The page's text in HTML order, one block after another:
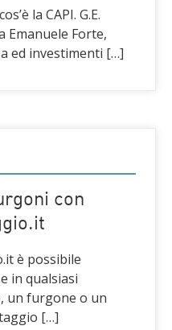
la CAPI. G.E.
Emanuele Forte,
ed investimenti […]
con
è possibile
in qualsiasi
un furgone o un
[…]